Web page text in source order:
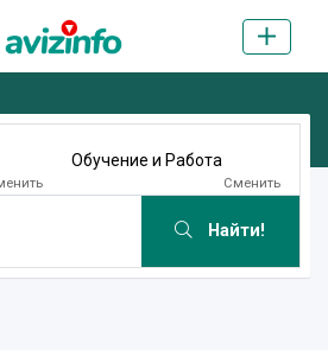
Обучение и Работа
Сменить
Найти!